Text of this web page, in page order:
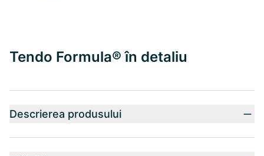
Tendo Formula® în detaliu
Descrierea produsului